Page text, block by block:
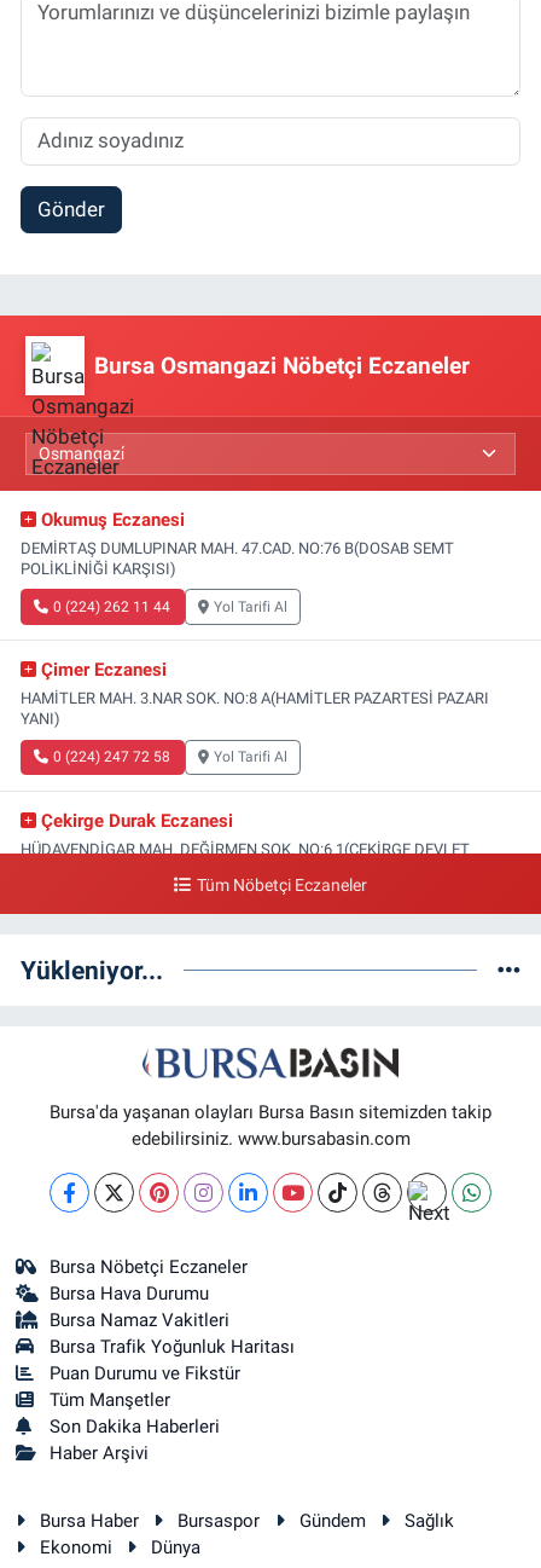
Gönder
Bursa Osmangazi Nöbetçi Eczaneler
Okumuş Eczanesi
DEMİRTAŞ DUMLUPINAR MAH. 47.CAD. NO:76 B(DOSAB SEMT
POLİKLİNİĞİ KARŞISI)
0 (224) 262 11 44 Yol Tarifi Al
Çimer Eczanesi
HAMİTLER MAH. 3.NAR SOK. NO:8 A(HAMİTLER PAZARTESİ PAZARI
YANI)
0 (224) 247 72 58 Yol Tarifi Al
Çekirge Durak Eczanesi
HÜDAVENDİGAR MAH. DEĞİRMEN SOK. NO:6 1(ÇEKİRGE DEVLET
Engin Eczanesi
0 (224) 232 04 02 Yol Tarifi Al
Altınoluk Eczanesi
BAŞARAN MAH. 3.BAŞARAN SOK. NO:4(BAŞARAN SAĞLIK OCAĞI YANI)
0 (224) 272 11 77 Yol Tarifi Al
ULU MAH. ULUBATLI HASAN BULVARI (ANKARA YOLU) NO:64 A(ÖZEL
ARİTMİ OSMANGAZİ HASTANESİ ACİL YANI)
0 (224) 251 33 44 Yol Tarifi Al
Tüm Nöbetçi Eczaneler
Yükleniyor...
Bursa'da yaşanan olayları Bursa Basın sitemizden takip
edebilirsiniz. www.bursabasin.com
Bursa Nöbetçi Eczaneler
Bursa Hava Durumu
Bursa Namaz Vakitleri
Bursa Trafik Yoğunluk Haritası
Puan Durumu ve Fikstür
Tüm Manşetler
Son Dakika Haberleri
Haber Arşivi
Bursa Haber Bursaspor Gündem
Sağlık
Ekonomi
Dünya